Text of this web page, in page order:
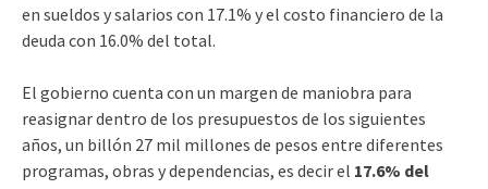
en sueldos y salarios con 17.1% y el costo financiero de la
deuda con 16.0% del total.
El gobierno cuenta con un margen de maniobra para
reasignar dentro de los presupuestos de los siguientes
años, un billón 27 mil millones de pesos entre diferentes
programas, obras y dependencias, es decir el 17.6% del